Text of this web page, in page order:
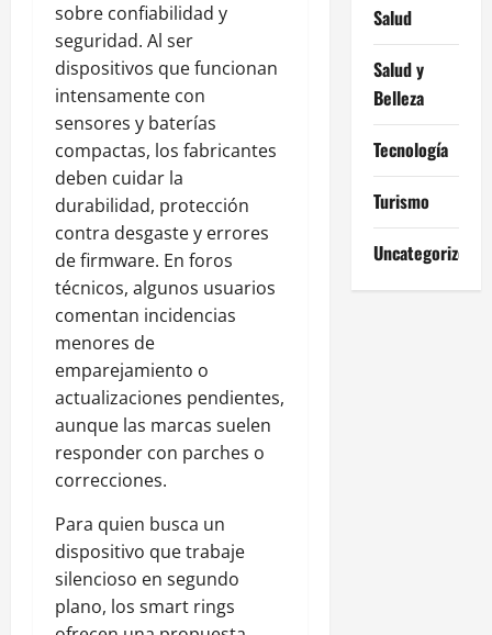
sobre confiabilidad y
seguridad. Al ser
dispositivos que funcionan
intensamente con
sensores y baterías
compactas, los fabricantes
deben cuidar la
durabilidad, protección
contra desgaste y errores
de firmware. En foros
técnicos, algunos usuarios
comentan incidencias
menores de
emparejamiento o
actualizaciones pendientes,
aunque las marcas suelen
responder con parches o
correcciones.
Para quien busca un
dispositivo que trabaje
silencioso en segundo
plano, los smart rings
Salud
Salud y
Belleza
Tecnología
Turismo
Uncategorized